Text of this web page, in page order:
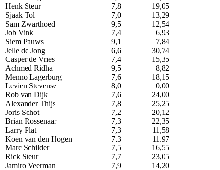
Henk Steur
7,8
19,05
Sjaak Tol
7,0
13,29
Sam Zwarthoed
9,5
12,54
Job Vink
7,4
6,93
Siem Pauws
9,1
7,84
Jelle de Jong
6,6
30,74
Casper de Vries
7,4
15,35
Achmed Ridha
9,5
8,82
Menno Lagerburg
7,6
18,15
Levien Stevense
8,0
0,00
Rob van Dijk
7,6
24,00
Alexander Thijs
7,8
25,25
Joris Schot
7,2
20,12
Brian Rossenaar
7,3
22,35
Larry Plat
7,3
11,58
Koen van den Hogen
7,3
11,97
Marc Schilder
7,5
16,55
Rick Steur
7,7
23,05
Jamiro Veerman
7,9 14,20